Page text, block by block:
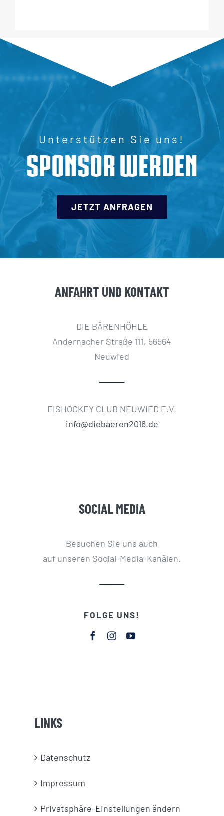
Unterstützen Sie uns!
SPONSOR WERDEN
JETZT ANFRAGEN
ANFAHRT UND KONTAKT
DIE BÄRENHÖHLE
Andernacher Straße 111, 56564
Neuwied
EISHOCKEY CLUB NEUWIED E.V.
info@diebaeren2016.de
SOCIAL MEDIA
Besuchen Sie uns auch
auf unseren Social-Media-Kanälen.
FOLGE UNS!
LINKS
Datenschutz
Impressum
Privatsphäre-Einstellungen ändern